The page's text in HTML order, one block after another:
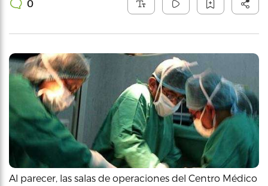
0
Al parecer, las salas de operaciones del Centro Médico